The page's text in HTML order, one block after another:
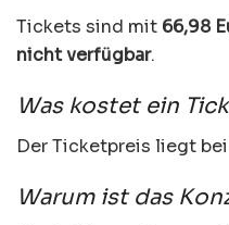
Tickets sind mit 66,98
nicht verfügbar.
Was kostet ein
Der Ticketpreis liegt bei
Warum ist das